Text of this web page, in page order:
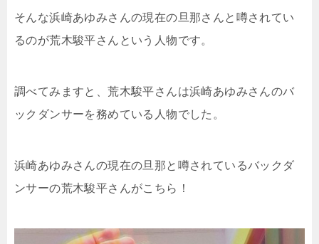
そんな浜崎あゆみさんの現在の旦那さんと噂されてい
るのが荒木駿平さんという人物です。
調べてみますと、荒木駿平さんは浜崎あゆみさんのバ
ックダンサーを務めている人物でした。
浜崎あゆみさんの現在の旦那と噂されているバックダ
ンサーの荒木駿平さんがこちら！